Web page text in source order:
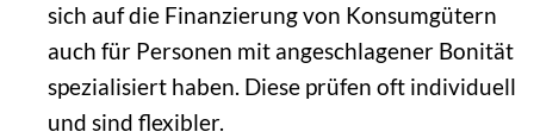
sich auf die Finanzierung von Konsumgütern
auch für Personen mit angeschlagener Bonität
spezialisiert haben. Diese prüfen oft individuell
und sind flexibler.